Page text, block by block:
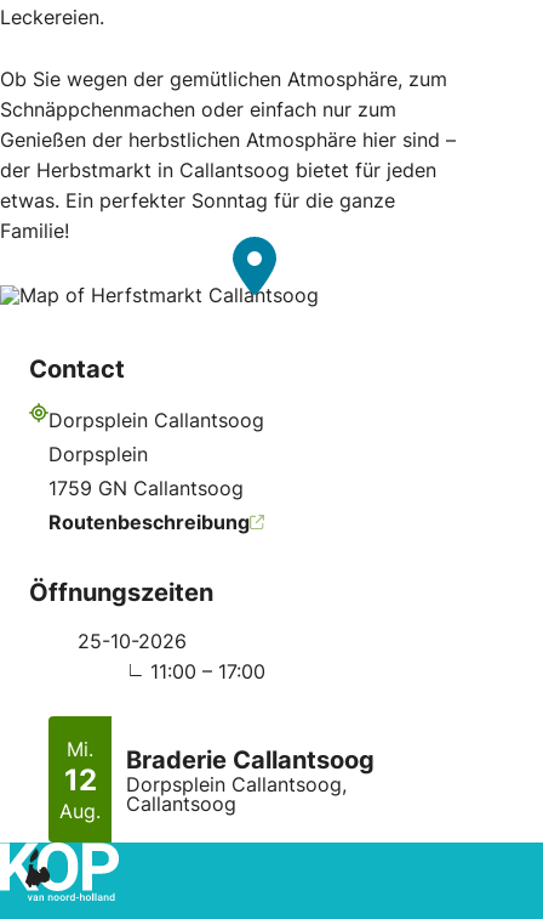
Leckereien.
Ob Sie wegen der gemütlichen Atmosphäre, zum
Schnäppchenmachen oder einfach nur zum
Genießen der herbstlichen Atmosphäre hier sind –
der Herbstmarkt in Callantsoog bietet für jeden
etwas. Ein perfekter Sonntag für die ganze
Familie!
Contact
Adresse
Dorpsplein Callantsoog
Dorpsplein
1759 GN Callantsoog
Routenbeschreibung
Öffnungszeiten
25-10-2026
11:00 – 17:00
Mi.
12
Aug.
Braderie Callantsoog
Dorpsplein Callantsoog,
Callantsoog